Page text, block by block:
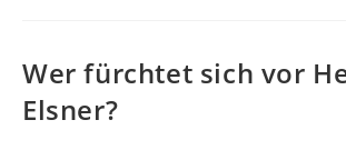
Wer fürchtet sich vor
Elsner?